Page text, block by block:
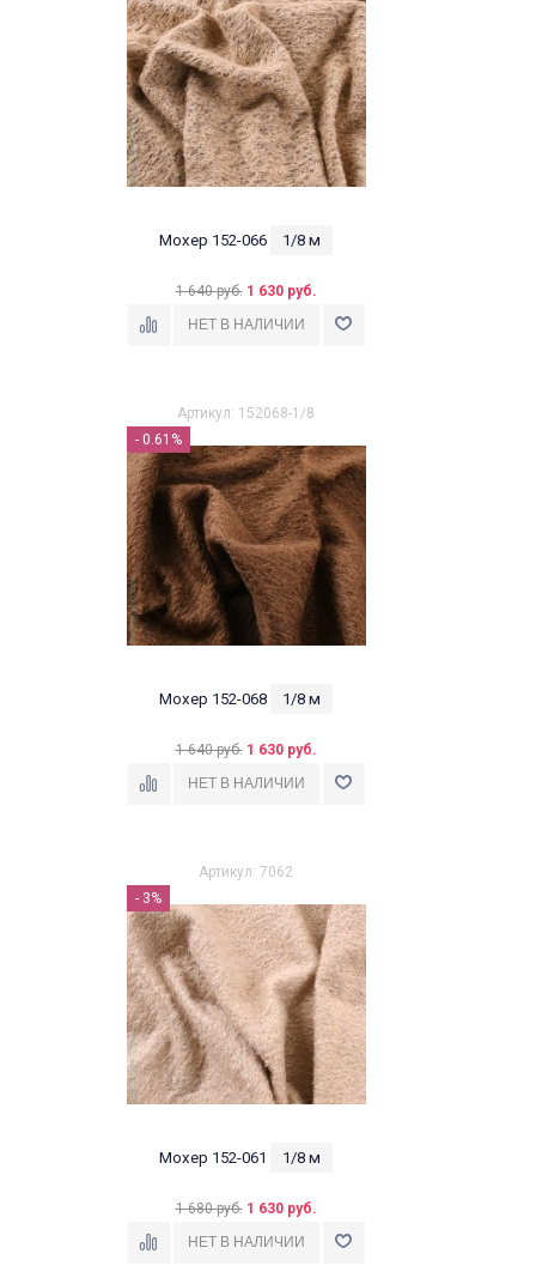
Мохер 152-066 1/8 м
1 640 руб. 1 630 руб.
Артикул: 152068-1/8
- 0.61%
Мохер 152-068 1/8 м
1 640 руб. 1 630 руб.
Артикул: 7062
- 3%
Мохер 152-061 1/8 м
1 680 руб. 1 630 руб.